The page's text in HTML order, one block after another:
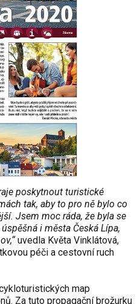
poskytnout turistické
tak, aby to pro ně bylo co
Jsem moc ráda, že byla se
i města Česká Lípa,
uvedla Květa Vinklátová,
péči a cestovní ruch
map
Za tuto propagační brožurku